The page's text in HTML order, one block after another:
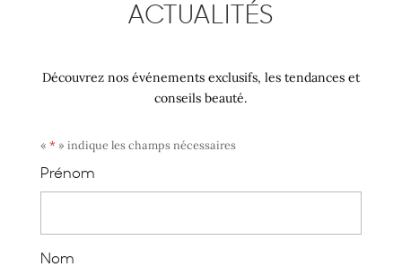
ACTUALITÉS
Découvrez nos événements exclusifs, les tendances et
conseils beauté.
« * » indique les champs nécessaires
Prénom
Nom